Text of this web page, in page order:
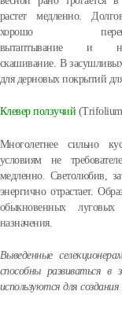
растет медленно.
хорошо
вытаптывание и
скашивание. В
для дерновых покрытий
Клевер ползучий
Многолетнее сильно
условиям не
медленно. Светолюбив,
энергично отрастает.
обыкновенных
назначения.
Выведенные
способны развиваться
используются для создания